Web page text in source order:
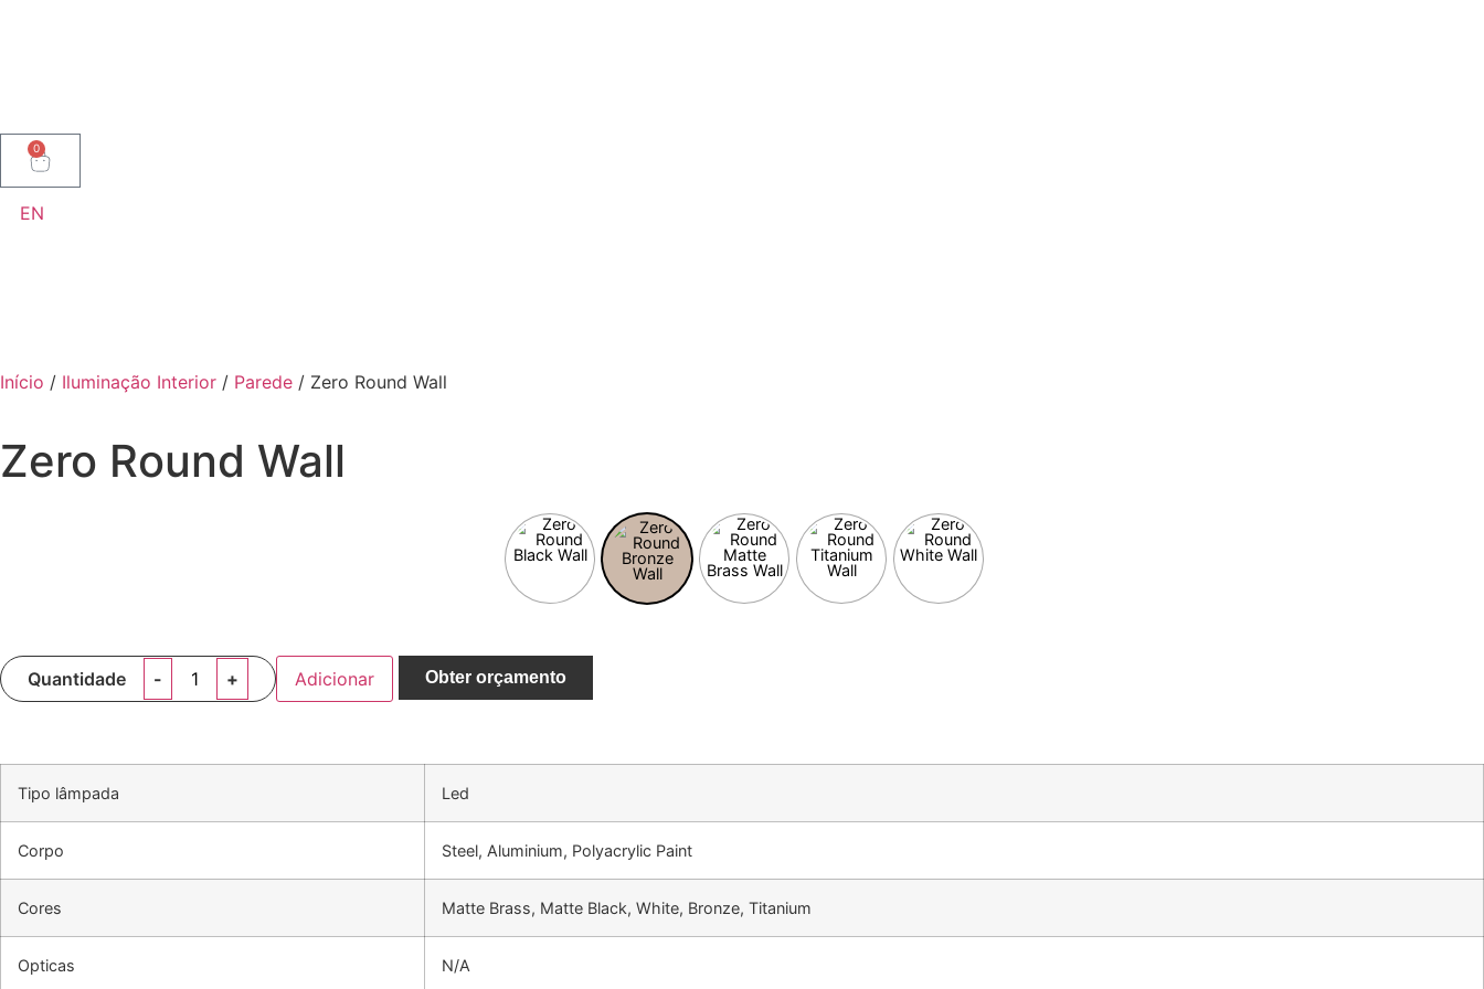
0
EN
Início / Iluminação Interior / Parede / Zero Round Wall
Zero Round Wall
Quantidade Adicionar Obter orçamento
Tipo lâmpada Led
Corpo Steel, Aluminium, Polyacrylic Paint
Cores Matte Brass, Matte Black, White, Bronze, Titanium
Opticas N/A